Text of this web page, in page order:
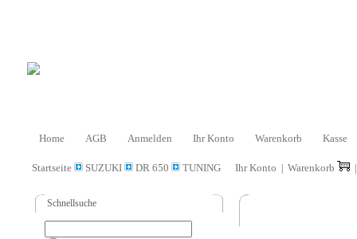
Home AGB Anmelden Ihr Konto Warenkorb Kasse
Startseite SUZUKI DR 650 TUNING Ihr Konto Warenkorb
Schnellsuche